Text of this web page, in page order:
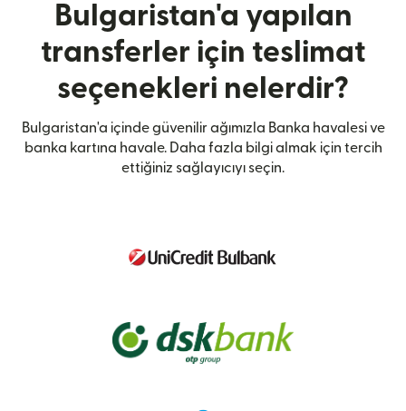
Bulgaristan'a yapılan
transferler için teslimat
seçenekleri nelerdir?
Bulgaristan'a içinde güvenilir ağımızla Banka havalesi ve
banka kartına havale. Daha fazla bilgi almak için tercih
ettiğiniz sağlayıcıyı seçin.